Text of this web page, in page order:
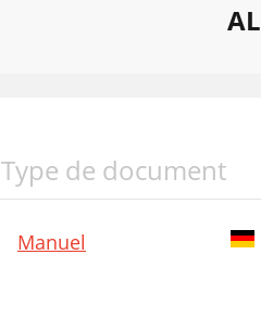
Type de document
Manuel